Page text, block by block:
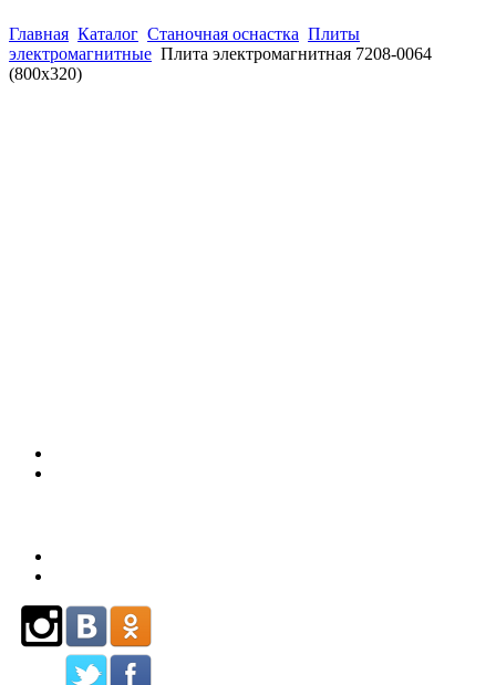
Главная Каталог Станочная оснастка Плиты
электромагнитные Плита электромагнитная 7208-0064
(800х320)